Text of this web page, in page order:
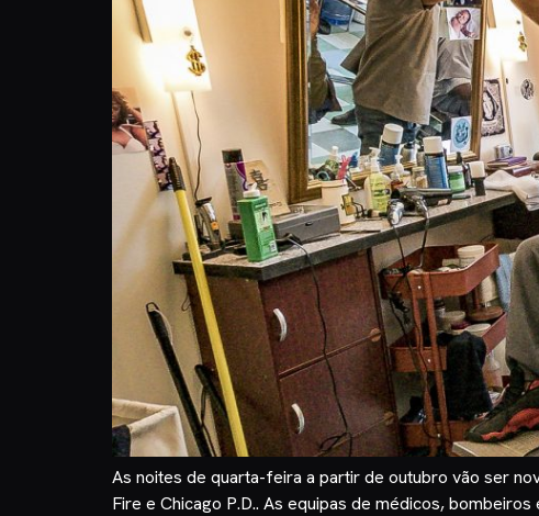
As noites de quarta-feira a partir de outubro vão ser
Fire e Chicago P.D.. As equipas de médicos,